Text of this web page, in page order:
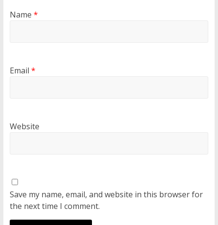
Name *
Email *
Website
Save my name, email, and website in this browser for
the next time I comment.